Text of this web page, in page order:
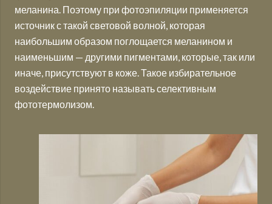
меланина. Поэтому при фотоэпиляции применяется
источник с такой световой волной, которая
наибольшим образом поглощается меланином и
наименьшим — другими пигментами, которые, так или
иначе, присутствуют в коже. Такое избирательное
воздействие принято называть селективным
фототермолизом.